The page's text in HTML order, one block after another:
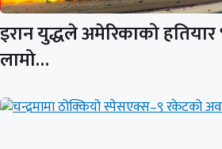
इरान युद्धले अमेरिकाको हतियार
लामो…